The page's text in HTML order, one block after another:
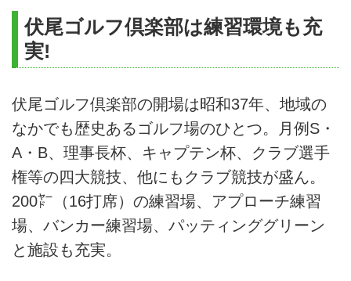
伏尾ゴルフ倶楽部は練習環境も充
実!
伏尾ゴルフ倶楽部の開場は昭和37年、地域の
なかでも歴史あるゴルフ場のひとつ。月例S・
A・B、理事長杯、キャプテン杯、クラブ選手
権等の四大競技、他にもクラブ競技が盛ん。
200㍎（16打席）の練習場、アプローチ練習
場、バンカー練習場、パッティンググリーン
と施設も充実。